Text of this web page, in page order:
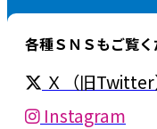
各種ＳＮＳもご覧く
Ｘ（旧Twitter
Instagram